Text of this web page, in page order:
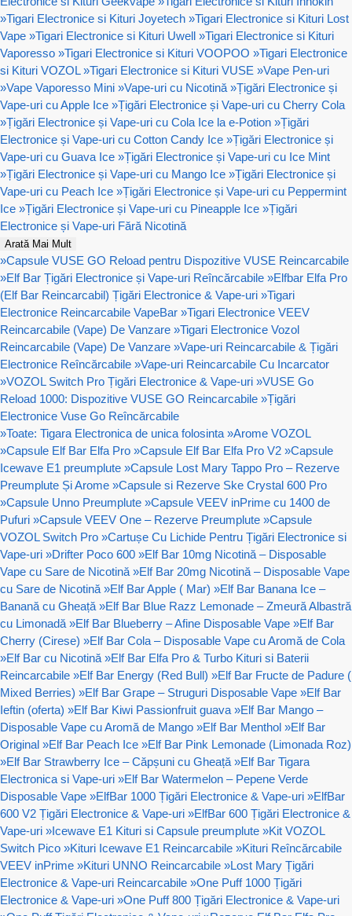
»Tigari Electronice si Kituri Joyetech »Tigari Electronice si Kituri Lost
Vape »Tigari Electronice si Kituri Uwell »Tigari Electronice si Kituri
Vaporesso »Tigari Electronice si Kituri VOOPOO »Tigari Electronice
si Kituri VOZOL »Tigari Electronice si Kituri VUSE »Vape Pen-uri
»Vape Vaporesso Mini »Vape-uri cu Nicotină »Țigări Electronice și
Vape-uri cu Apple Ice »Țigări Electronice și Vape-uri cu Cherry Cola
»Țigări Electronice și Vape-uri cu Cola Ice la e-Potion »Țigări
Electronice și Vape-uri cu Cotton Candy Ice »Țigări Electronice și
Vape-uri cu Guava Ice »Țigări Electronice și Vape-uri cu Ice Mint
»Țigări Electronice și Vape-uri cu Mango Ice »Țigări Electronice și
Vape-uri cu Peach Ice »Țigări Electronice și Vape-uri cu Peppermint
Ice »Țigări Electronice și Vape-uri cu Pineapple Ice »Țigări
Electronice și Vape-uri Fără Nicotină
Arată Mai Mult
»Capsule VUSE GO Reload pentru Dispozitive VUSE Reincarcabile
»Elf Bar Țigări Electronice și Vape-uri Reîncărcabile »Elfbar Elfa Pro
(Elf Bar Reincarcabil) Țigări Electronice & Vape-uri »Tigari
Electronice Reincarcabile VapeBar »Tigari Electronice VEEV
Reincarcabile (Vape) De Vanzare »Tigari Electronice Vozol
Reincarcabile (Vape) De Vanzare »Vape-uri Reincarcabile & Țigări
Electronice Reîncărcabile »Vape-uri Reincarcabile Cu Incarcator
»VOZOL Switch Pro Țigări Electronice & Vape-uri »VUSE Go
Reload 1000: Dispozitive VUSE GO Reincarcabile »Țigări
Electronice Vuse Go Reîncărcabile
»Toate: Tigara Electronica de unica folosinta »Arome VOZOL
»Capsule Elf Bar Elfa Pro »Capsule Elf Bar Elfa Pro V2 »Capsule
Icewave E1 preumplute »Capsule Lost Mary Tappo Pro – Rezerve
Preumplute Și Arome »Capsule si Rezerve Ske Crystal 600 Pro
»Capsule Unno Preumplute »Capsule VEEV inPrime cu 1400 de
Pufuri »Capsule VEEV One – Rezerve Preumplute »Capsule
VOZOL Switch Pro »Cartușe Cu Lichide Pentru Țigări Electronice si
Vape-uri »Drifter Poco 600 »Elf Bar 10mg Nicotină – Disposable
Vape cu Sare de Nicotină »Elf Bar 20mg Nicotină – Disposable Vape
cu Sare de Nicotină »Elf Bar Apple ( Mar) »Elf Bar Banana Ice –
Banană cu Gheață »Elf Bar Blue Razz Lemonade – Zmeură Albastră
cu Limonadă »Elf Bar Blueberry – Afine Disposable Vape »Elf Bar
Cherry (Cirese) »Elf Bar Cola – Disposable Vape cu Aromă de Cola
»Elf Bar cu Nicotină »Elf Bar Elfa Pro & Turbo Kituri si Baterii
Reincarcabile »Elf Bar Energy (Red Bull) »Elf Bar Fructe de Padure (
Mixed Berries) »Elf Bar Grape – Struguri Disposable Vape »Elf Bar
Ieftin (oferta) »Elf Bar Kiwi Passionfruit guava »Elf Bar Mango –
Disposable Vape cu Aromă de Mango »Elf Bar Menthol »Elf Bar
Original »Elf Bar Peach Ice »Elf Bar Pink Lemonade (Limonada Roz)
»Elf Bar Strawberry Ice – Căpșuni cu Gheață »Elf Bar Tigara
Electronica si Vape-uri »Elf Bar Watermelon – Pepene Verde
Disposable Vape »ElfBar 1000 Țigări Electronice & Vape-uri »ElfBar
600 V2 Țigări Electronice & Vape-uri »ElfBar 600 Țigări Electronice &
Vape-uri »Icewave E1 Kituri si Capsule preumplute »Kit VOZOL
Switch Pico »Kituri Icewave E1 Reincarcabile »Kituri Reîncărcabile
VEEV inPrime »Kituri UNNO Reincarcabile »Lost Mary Țigări
Electronice & Vape-uri Reincarcabile »One Puff 1000 Țigări
Electronice & Vape-uri »One Puff 800 Țigări Electronice & Vape-uri